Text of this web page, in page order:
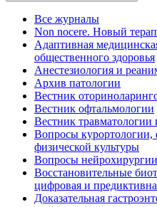
Все журналы
Non nocere. Новый
Адаптивная
общественного здоровья
Анестезиология и
Архив патологии
Вестник
Вестник офтальмологии
Вестник
Вопросы курортологии,
физической культуры
Вопросы
Восстановительные
цифровая и
Доказательная